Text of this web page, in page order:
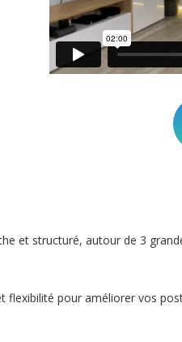
et structuré, autour de 3
flexibilité pour améliorer vos